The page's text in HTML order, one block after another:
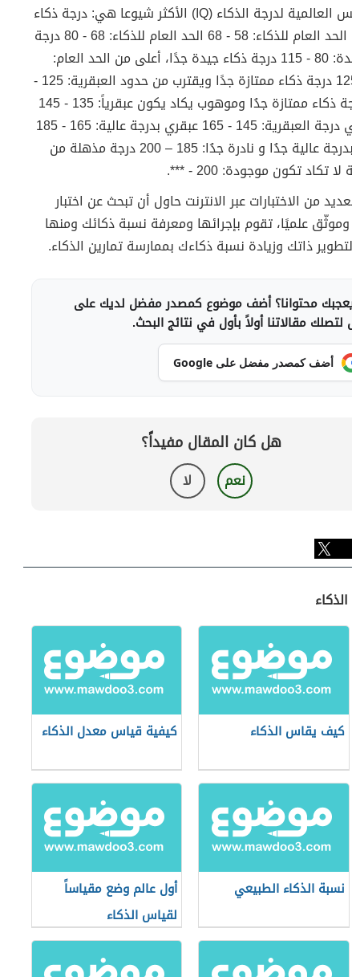
المقاييس العالمية لدرجة الذكاء (IQ) الأكثر شيوعا هي: درجة ذكاء
أقل من الحد العام للذكاء: 58 - 68 الحد العام للذكاء: 68 - 80 درجة
ذكاء جيدة: 80 - 115 درجة ذكاء جيدة جدًا، أعلى من الحد العام:
115 - 125 درجة ذكاء ممتازة جدًا ويقترب من حدود العبقرية: 125 -
135 درجة ذكاء ممتازة جدُا وموهوب يكاد يكون عبقرياً: 135 - 145
ذكاء في درجة العبقرية: 145 - 165 عبقري بدرجة عالية: 165 - 185
عبقري بدرجة عالية جدُا و نادرة جدُا: 185 – 200 درجة مذهلة من
تكاد تكون موجودة: 200 - ***.
من الاختبارات عبر الانترنت حاول أن تبحث عن اختبار
علميًا، تقوم بإجرائها ومعرفة نسبة ذكائك ومنها
ذاتك وزيادة نسبة ذكاءك بممارسة تمارين الذكاء.
محتوانا؟ أضف موضوع كمصدر مفضل لديك على
مقالاتنا أولاً بأول في نتائج البحث.
أضف كمصدر مفضل على Google
هل كان المقال مفيداً؟
نعم لا
كيف يقاس الذكاء كيفية قياس معدل الذكاء
نسبة الذكاء الطبيعي
أول عالم وضع مقياساً
لقياس الذكاء